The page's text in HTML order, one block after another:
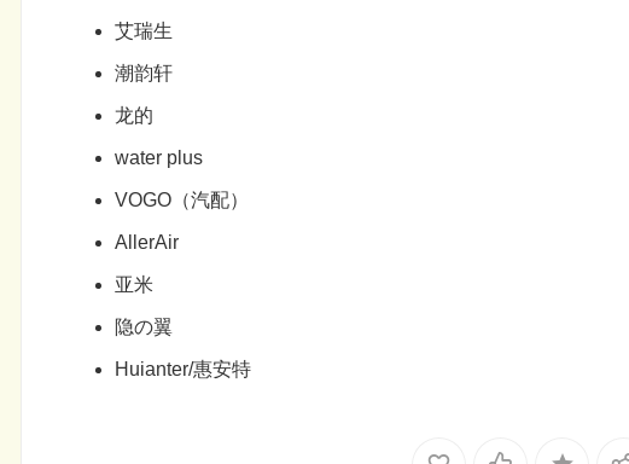
艾瑞生
潮韵轩
龙的
water plus
VOGO（汽配）
AllerAir
亚米
隐の翼
Huianter/惠安特